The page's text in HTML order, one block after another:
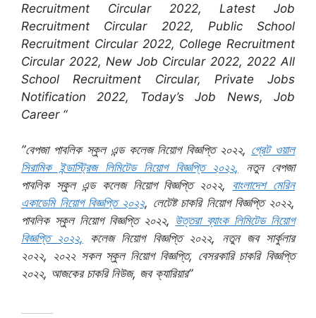
Recruitment Circular 2022, Latest Job
Recruitment Circular 2022, Public School
Recruitment Circular 2022, College Recruitment
Circular 2022, New Job Circular 2022, 2022 All
School Recruitment Circular, Private Jobs
Notification 2022, Today’s Job News, Job
Career “
”বেপজা পাবলিক স্কুল এন্ড কলেজ নিয়োগ বিজ্ঞপ্তি ২০২২, গ্রেট ওয়াল
সিরামিক ইন্ডাস্ট্রিজ লিমিটেড নিয়োগ বিজ্ঞপ্তি ২০২২, নতুন বেপজা
পাবলিক স্কুল এন্ড কলেজ নিয়োগ বিজ্ঞপ্তি ২০২২, বাংলাদেশ মেরিন
একাডেমি নিয়োগ বিজ্ঞপ্তি ২০২২, লেটেষ্ট চাকরি নিয়োগ বিজ্ঞপ্তি ২০২২,
পাবলিক স্কুল নিয়োগ বিজ্ঞপ্তি ২০২২, উত্তরা ব্যাংক লিমিটেড নিয়োগ
বিজ্ঞপ্তি ২০২২,
কলেজ নিয়োগ বিজ্ঞপ্তি ২০২২, নতুন জব সার্কুলার
২০২২, ২০২২ সকল স্কুল নিয়োগ বিজ্ঞপ্তি, বেসরকারি চাকরি বিজ্ঞপ্তি
২০২২, আজকের চাকরি নিউজ, জব ক্যারিয়ার”